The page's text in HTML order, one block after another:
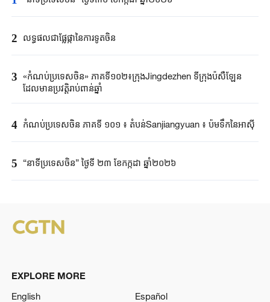
2 លទ្ធផលជាផ្លែផ្កានៃការទូតចិន
3 «កំណប់ប្រទេសចិន» ភាគទី១០២៖ក្រុងJingdezhen ទីក្រុងប៉សឺឡែន
ដែលមានប្រវត្តិរាប់ពាន់ឆ្នាំ
4 កំណប់ប្រទេសចិន ភាគទី ១០១ ៖ តំបន់Sanjiangyuan ៖ ប៉មទឹកនៃអាស៊ី
5 “នាទីប្រទេសចិន” ថ្ងៃទី ២៣ ខែកក្កដា ឆ្នាំ២០២៦
EXPLORE MORE
English
Español